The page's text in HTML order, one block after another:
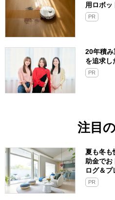
用ロボッ
PR
20年積み
を追求し
PR
注目
夏も冬も
助金で
ログ＆プ
PR